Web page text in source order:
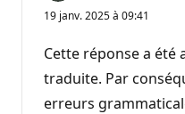
19 janv. 2025 à 09:41
Cette réponse a
traduite. Par
erreurs